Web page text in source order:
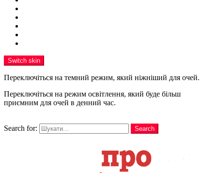
Switch skin
Переключіться на темний режим, який ніжніший для очей.
Переключіться на режим освітлення, який буде більш
приємним для очей в денний час.
Search for:
Search